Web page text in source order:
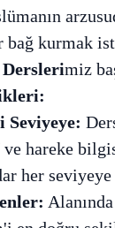
kurmak
miz
Seviyeye:
hareke
her